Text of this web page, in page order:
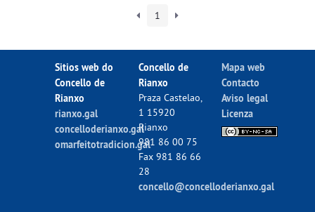
1
Sitios web do
Concello de
Rianxo
rianxo.gal
concelloderianxo.gal
omarfeitotradicion.gal
Concello de
Rianxo
Praza Castelao,
1 15920
Rianxo
981 86 00 75
Fax 981 86 66
28
concello@concelloderianxo.gal
Mapa web
Contacto
Aviso legal
Licenza